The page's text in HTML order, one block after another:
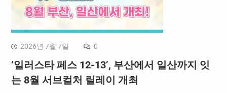
2026년 7월 7일 0
‘일러스타 페스 12-13’, 부산에서 일산까지 잇
는 8월 서브컬처 릴레이 개최